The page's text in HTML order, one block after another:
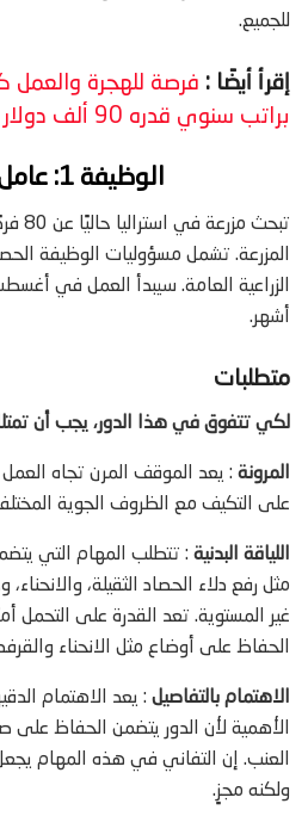
للجميع.
إقرأ أيضًا : فرصة للهجرة والعمل
براتب سنوي قدره 90 ألف دولار
الوظيفة 1: عامل المزرعة
تبحث
المزرعة. تشمل مسؤوليات الوظيفة
أشهر.
متطلبات
لكي تتفوق في هذا الدور، يجب أن
المرونة : يعد الموقف المرن تجاه
على التكيف مع الظروف الجوية
اللياقة البدنية : تتطلب المهام التي
مثل رفع دلاء الحصاد الثقيلة،
غير المستوية. تعد القدرة على التحمل
الحفاظ على أوضاع مثل الانحناء
الاهتمام بالتفاصيل : يعد الاهتمام
الأهمية لأن الدور يتضمن الحفاظ
العنب. إن التفاني في هذه المهام
ولكنه مجزٍ.